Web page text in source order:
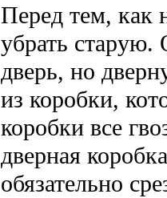
Перед тем, как
убрать старую.
дверь, но
из коробки,
коробки все
дверная
обязательно